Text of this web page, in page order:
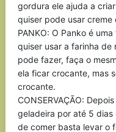
gordura ele ajuda a
quiser pode usar creme
PANKO: O Panko é
quiser usar a farinha de
pode fazer, faça o
ela ficar crocante, mas
crocante.
CONSERVAÇÃO:
geladeira por até 5
de comer basta levar o